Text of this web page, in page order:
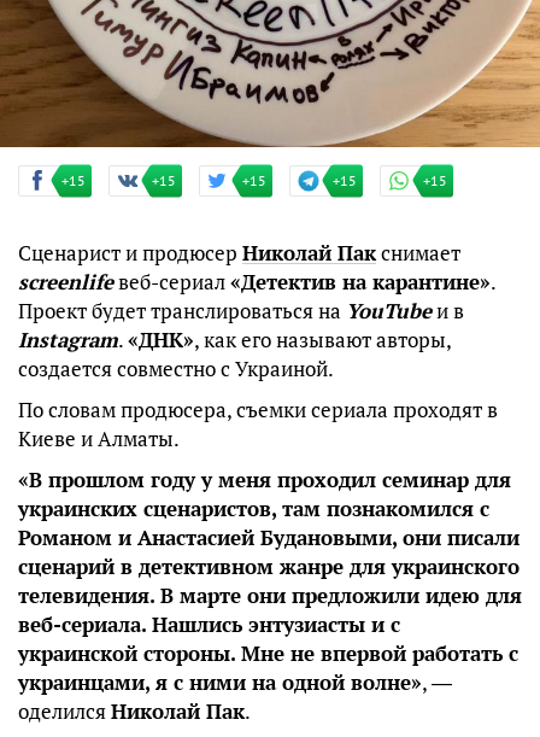
+15 +15 +15 +15 +15
Сценарист и продюсер Николай Пакснимает
screenlifeвеб-сериал«Детектив на карантине».
Проект будет транслироваться на YouTubeи в
Instagram.«ДНК», как его называют авторы,
создается совместно с Украиной.
По словам продюсера, съемки сериала проходят в
Киеве и Алматы.
«В прошлом году у меня проходил семинар для
украинских сценаристов, там познакомился с
Романом и Анастасией Будановыми, они писали
сценарий в детективном жанре для украинского
телевидения. В марте они предложили идею для
веб-сериала. Нашлись энтузиасты и с
украинской стороны. Мне не впервой работать с
украинцами, я с ними на одной волне», ―
оделилсяНиколай Пак.